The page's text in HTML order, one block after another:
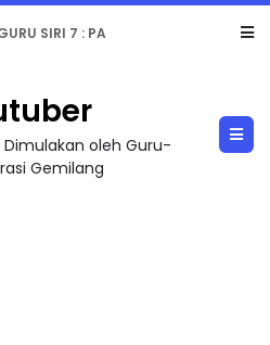
- FLeP) 2026
Dimulakan oleh Guru-
Gemilang